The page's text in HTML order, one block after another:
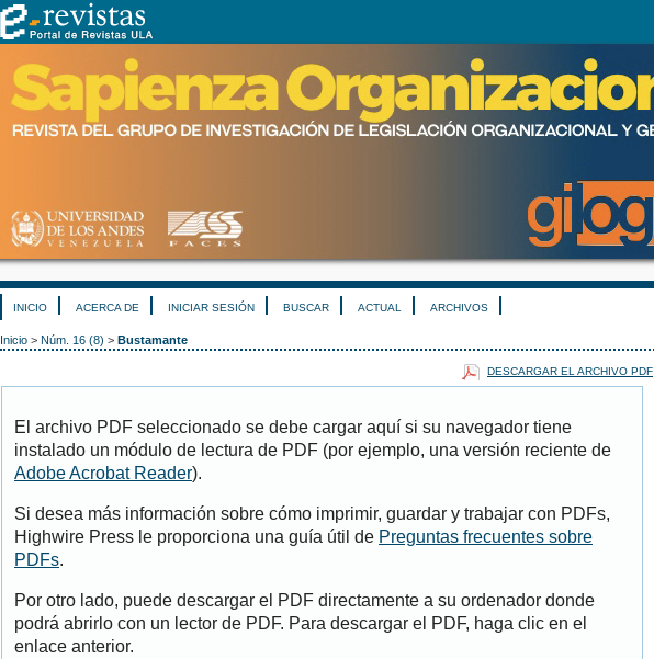
INICIO ACERCA DE INICIAR SESIÓN BUSCAR ACTUAL ARCHIVOS
Inicio > Núm. 16 (8) > Bustamante
DESCARGAR EL ARCHIVO PDF
El archivo PDF seleccionado se debe cargar aquí si su navegador tiene
instalado un módulo de lectura de PDF (por ejemplo, una versión reciente de
Adobe Acrobat Reader).
Si desea más información sobre cómo imprimir, guardar y trabajar con PDFs,
Highwire Press le proporciona una guía útil de Preguntas frecuentes sobre
PDFs.
Por otro lado, puede descargar el PDF directamente a su ordenador donde
podrá abrirlo con un lector de PDF. Para descargar el PDF, haga clic en el
enlace anterior.